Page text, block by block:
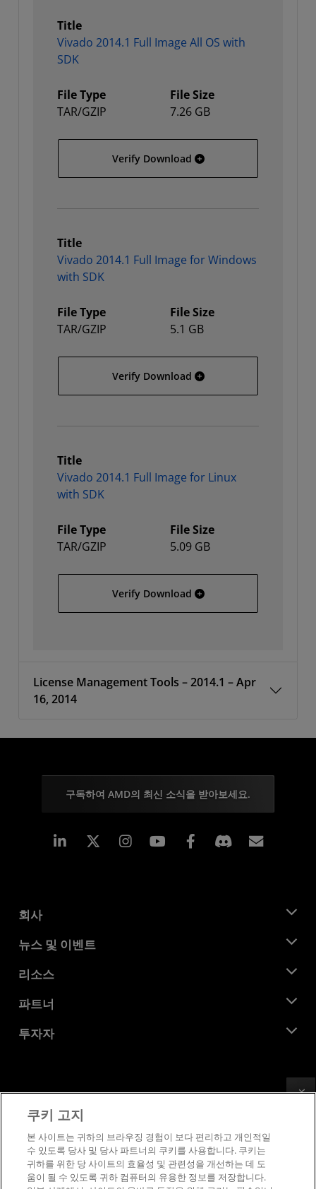
Title
Vivado 2014.1 Full Image All OS with
SDK
File Type
TAR/GZIP
File Size
7.26 GB
Verify Download Vivado 2014.1 Full Image
Title
Vivado 2014.1 Full Image for Windows
with SDK
File Type
TAR/GZIP
File Size
5.1 GB
Verify Download Vivado 2014.1 Full
Title
Vivado 2014.1 Full Image for Linux
with SDK
File Type
TAR/GZIP
File Size
5.09 GB
Verify Download Vivado 2014.1 Full
License Management Tools – 2014.1 – Apr
16, 2014
구독하여 AMD의 최신 소식을 받아보세요.
Linkedin Instagram Facebook
회사
AMD 소개
기업의 사회적 책임
채용
문의하기
뉴스 및 이벤트
뉴스룸
미디어 라이브러리
리소스
개발자 센트럴
사례 연구
파트너
AMD 파트너 허브
투자자
이사위원회
거버넌스 문서
SEC 신고서
상표
공급망 투명성
공정 및 공개 경쟁
영국 세금 전략
쿠키 고지
본 사이트는 귀하의 브라우징 경험이 보다 편리하고 개인적일
수 있도록 당사 및 당사 파트너의 쿠키를 사용합니다. 쿠키는
귀하를 위한 당 사이트의 효율성 및 관련성을 개선하는 데 도
움이 될 수 있도록 귀하 컴퓨터의 유용한 정보를 저장합니다.